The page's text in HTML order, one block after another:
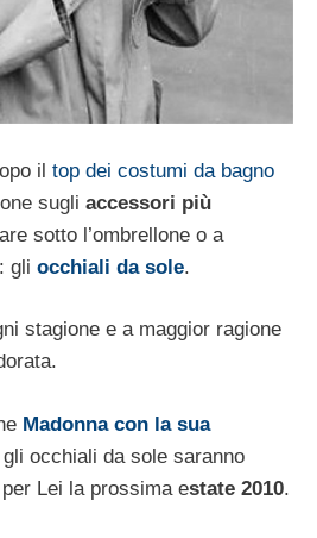
il top dei costumi da bagno
sugli accessori più
sotto l’ombrellone o a
gli occhiali da sole.
stagione e a maggior ragione
Madonna con la sua
gli occhiali da sole saranno
Lei la prossima estate 2010.